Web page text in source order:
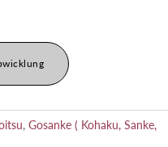
, Gosanke ( Kohaku, Sanke,